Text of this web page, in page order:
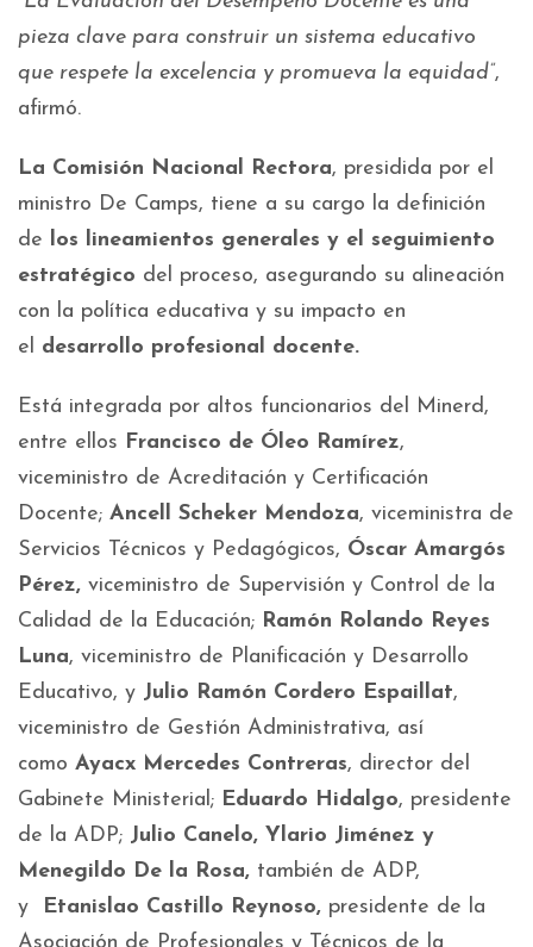
pieza clave para construir un sistema educativo
que respete la excelencia y promueva la equidad”,
afirmó.
La Comisión Nacional Rectora, presidida por el
ministro De Camps, tiene a su cargo la definición
de los lineamientos generales y el seguimiento
estratégico del proceso, asegurando su alineación
con la política educativa y su impacto en
el desarrollo profesional docente.
Está integrada por altos funcionarios del Minerd,
entre ellos Francisco de Óleo Ramírez,
viceministro de Acreditación y Certificación
Docente; Ancell Scheker Mendoza, viceministra de
Servicios Técnicos y Pedagógicos, Óscar Amargós
Pérez, viceministro de Supervisión y Control de la
Calidad de la Educación; Ramón Rolando Reyes
Luna, viceministro de Planificación y Desarrollo
Educativo, y Julio Ramón Cordero Espaillat,
viceministro de Gestión Administrativa, así
como Ayacx Mercedes Contreras, director del
Gabinete Ministerial; Eduardo Hidalgo, presidente
de la ADP; Julio Canelo, Ylario Jiménez y
Menegildo De la Rosa, también de ADP,
y
Etanislao Castillo Reynoso, presidente de la